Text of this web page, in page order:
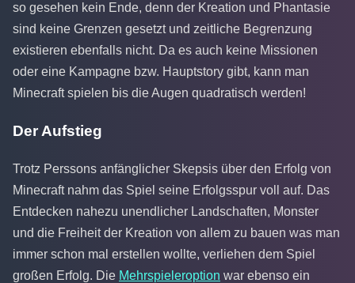
so gesehen kein Ende, denn der Kreation und Phantasie
sind keine Grenzen gesetzt und zeitliche Begrenzung
existieren ebenfalls nicht. Da es auch keine Missionen
oder eine Kampagne bzw. Hauptstory gibt, kann man
Minecraft spielen bis die Augen quadratisch werden!
Der Aufstieg
Trotz Perssons anfänglicher Skepsis über den Erfolg von
Minecraft nahm das Spiel seine Erfolgsspur voll auf. Das
Entdecken nahezu unendlicher Landschaften, Monster
und die Freiheit der Kreation von allem zu bauen was man
immer schon mal erstellen wollte, verliehen dem Spiel
großen Erfolg. Die Mehrspieleroption war ebenso ein